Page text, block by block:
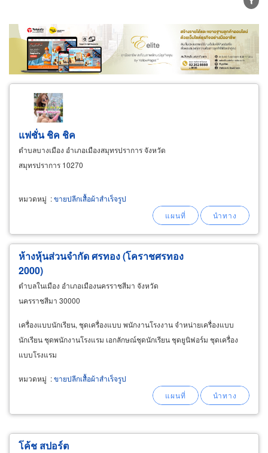
ขายส่ง ขายปลีก ผู้ผลิต
ตัวแทนจัดจำหน่าย
ผู้ส่งออก/นำเข้า
ธุรกิจบริการ
แฟชั่น ชิค ชิค
ตำบลบางเมือง อำเภอเมืองสมุทรปราการ จังหวัด
สมุทรปราการ 10270
หมวดหมู่ :ขายปลีกเสื้อผ้าสำเร็จรูป
ห้างหุ้นส่วนจำกัด ศรทอง (โคราชศรทอง
2000)
ตำบลในเมือง อำเภอเมืองนครราชสีมา จังหวัด
นครราชสีมา 30000
เครื่องแบบนักเรียน, ชุดเครื่องแบบ พนักงานโรงงาน จำหน่ายเครื่องแบบ
นักเรียน ชุดพนักงานโรงแรม เอกลักษณ์ชุดนักเรียน ชุดยูนิฟอร์ม ชุดเครื่อง
แบบโรงแรม
หมวดหมู่ :ขายปลีกเสื้อผ้าสำเร็จรูป
โค้ช สปอร์ต